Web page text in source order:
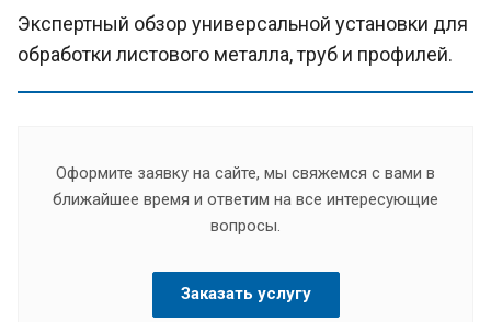
Экспертный обзор универсальной установки для
обработки листового металла, труб и профилей.
Оформите заявку на сайте, мы свяжемся с вами в
ближайшее время и ответим на все интересующие
вопросы.
Заказать услугу